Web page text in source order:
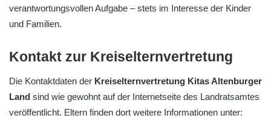
verantwortungsvollen Aufgabe – stets im Interesse der Kinder
und Familien.
Kontakt zur Kreiselternvertretung
Die Kontaktdaten der Kreiselternvertretung Kitas Altenburger
Land sind wie gewohnt auf der Internetseite des Landratsamtes
veröffentlicht. Eltern finden dort weitere Informationen unter: